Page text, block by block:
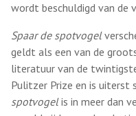
wordt beschuldigd van de
Spaar de spotvogel
geldt als een van de
literatuur van de
Pulitzer Prize en is uiterst
spotvogelis in meer dan